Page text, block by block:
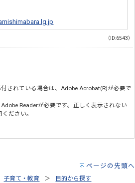
（ID:6543）
されている場合は、Adobe Acrobat(R)が必要で
Adobe Readerが必要です。正しく表示されない
ださい。
ページの先頭へ
子育て・教育
目的から探す